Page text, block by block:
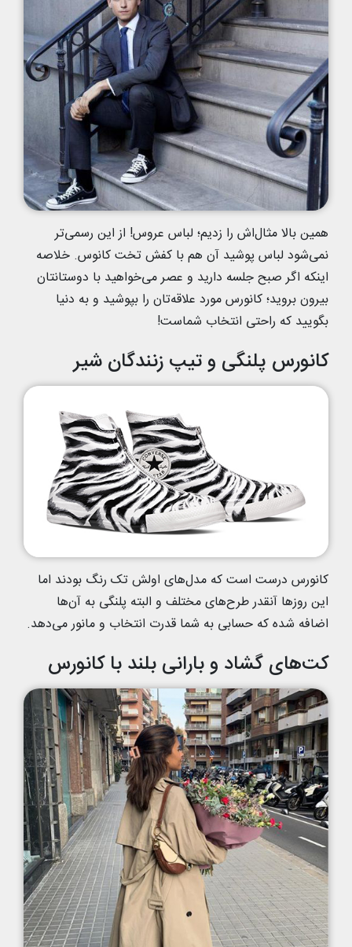
همین بالا مثال‌اش را زدیم؛ لباس عروس! از این رسمی‌تر
نمی‌شود لباس پوشید آن هم با کفش تخت کانوس. خلاصه
اینکه اگر صبح جلسه دارید و عصر می‌خواهید با دوستانتان
بیرون بروید؛ کانورس مورد علاقه‌تان را بپوشید و به دنیا
بگویید که راحتی انتخاب شماست!
کانورس پلنگی و تیپ زنندگان شیر
کانورس درست است که مدل‌های اولش تک رنگ بودند اما
این روزها آنقدر طرح‌های مختلف و البته پلنگی به آن‌ها
اضافه شده که حسابی به شما قدرت انتخاب و مانور می‌دهد.
کت‌های گشاد و بارانی بلند با کانورس